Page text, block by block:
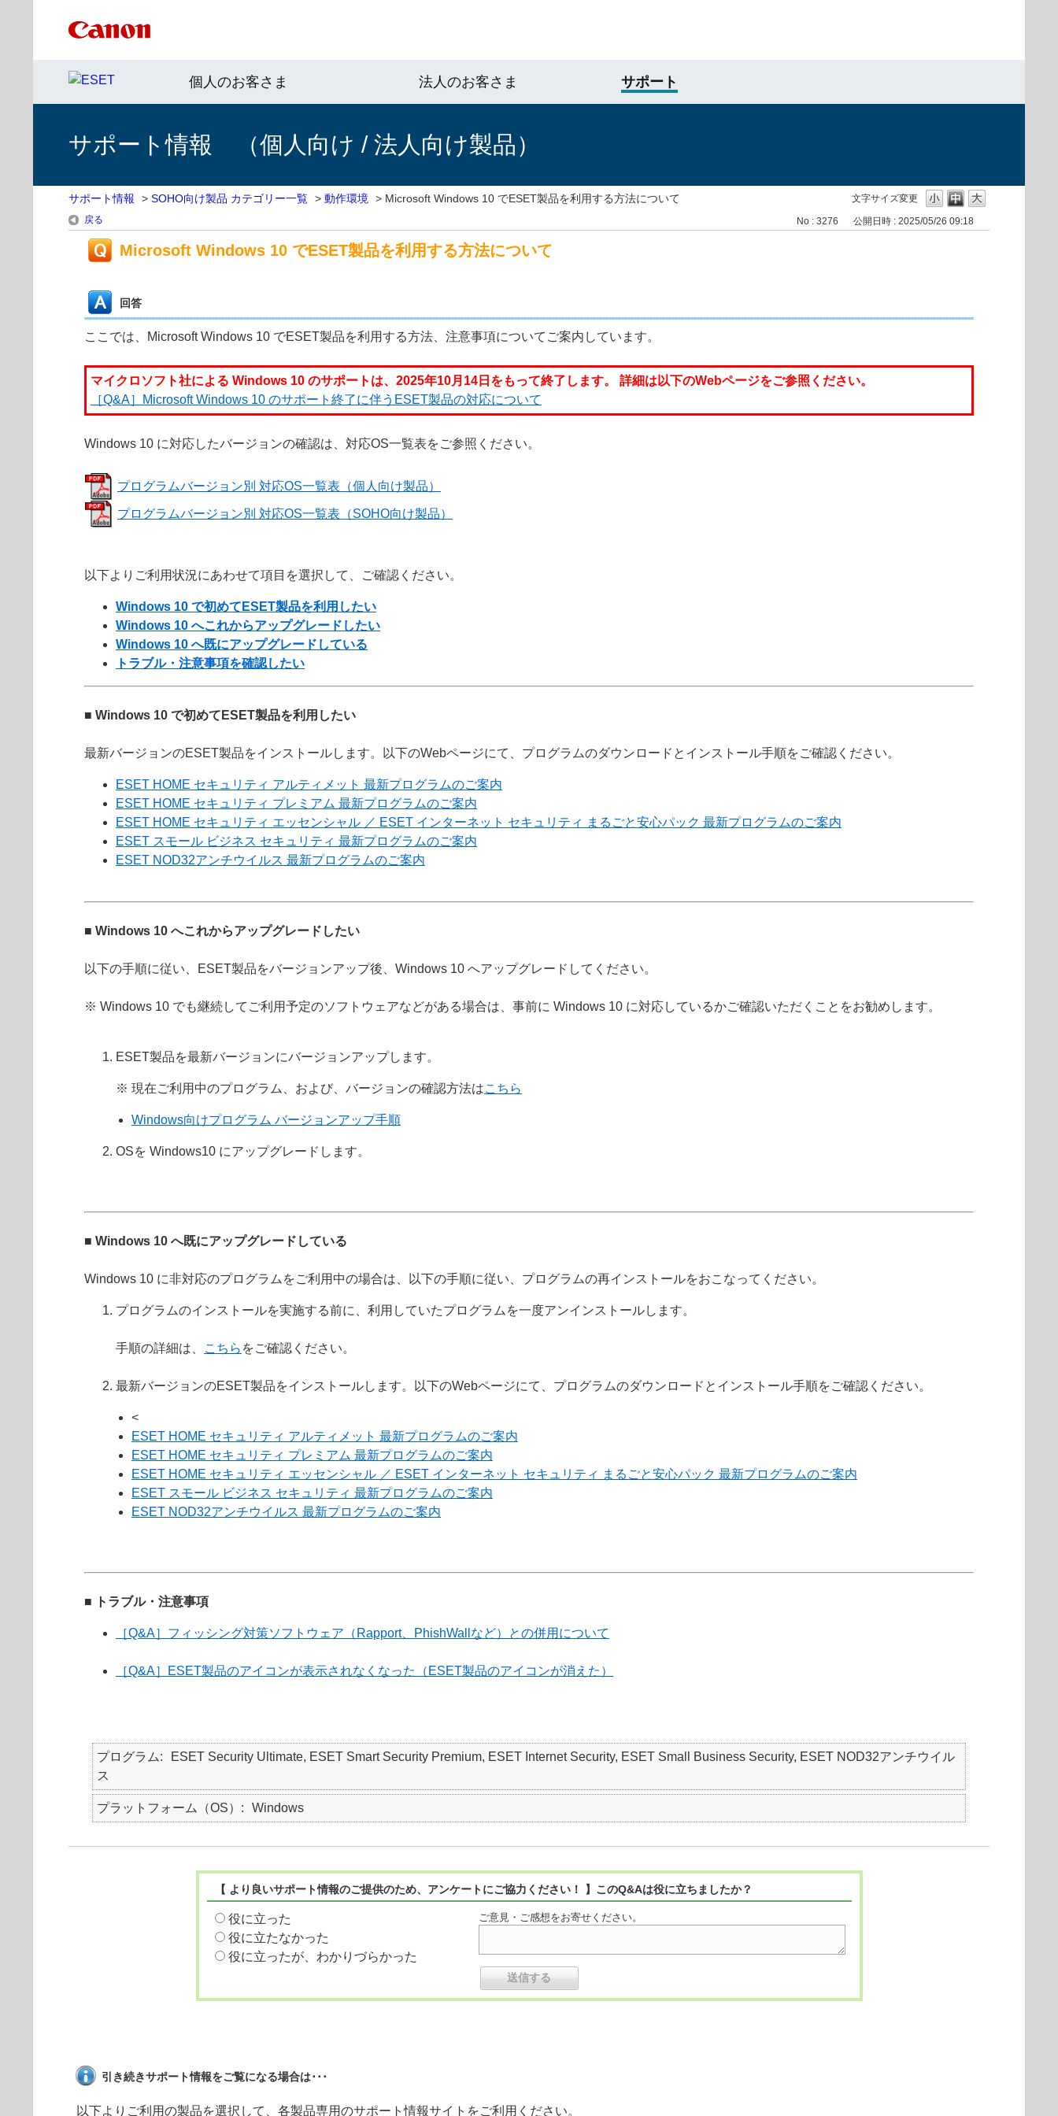
個人のお客さま 法人のお客さま サポート
サポート情報 （個人向け / 法人向け製品）
文字サイズ変更
サポート情報 > SOHO向け製品 カテゴリー一覧 > 動作環境 > Microsoft Windows 10 でESET製品を利用する方法について
戻る No : 3276 公開日時 : 2025/05/26 09:18
Microsoft Windows 10 でESET製品を利用する方法について
回答
ここでは、Microsoft Windows 10 でESET製品を利用する方法、注意事項についてご案内しています。
マイクロソフト社による Windows 10 のサポートは、2025年10月14日をもって終了します。 詳細は以下のWebページをご参照ください。
［Q&A］Microsoft Windows 10 のサポート終了に伴うESET製品の対応について
Windows 10 に対応したバージョンの確認は、対応OS一覧表をご参照ください。
プログラムバージョン別 対応OS一覧表（個人向け製品）
プログラムバージョン別 対応OS一覧表（SOHO向け製品）
以下よりご利用状況にあわせて項目を選択して、ご確認ください。
Windows 10 で初めてESET製品を利用したい
Windows 10 へこれからアップグレードしたい
Windows 10 へ既にアップグレードしている
トラブル・注意事項を確認したい
■ Windows 10 で初めてESET製品を利用したい
最新バージョンのESET製品をインストールします。以下のWebページにて、プログラムのダウンロードとインストール手順をご確認ください。
ESET HOME セキュリティ アルティメット 最新プログラムのご案内
ESET HOME セキュリティ プレミアム 最新プログラムのご案内
ESET HOME セキュリティ エッセンシャル ／ ESET インターネット セキュリティ まるごと安心パック 最新プログラムのご案内
ESET スモール ビジネス セキュリティ 最新プログラムのご案内
ESET NOD32アンチウイルス 最新プログラムのご案内
■ Windows 10 へこれからアップグレードしたい
以下の手順に従い、ESET製品をバージョンアップ後、Windows 10 へアップグレードしてください。
※ Windows 10 でも継続してご利用予定のソフトウェアなどがある場合は、事前に Windows 10 に対応しているかご確認いただくことをお勧めします。
ESET製品を最新バージョンにバージョンアップします。
※ 現在ご利用中のプログラム、および、バージョンの確認方法はこちら
Windows向けプログラム バージョンアップ手順
OSを Windows10 にアップグレードします。
■ Windows 10 へ既にアップグレードしている
Windows 10 に非対応のプログラムをご利用中の場合は、以下の手順に従い、プログラムの再インストールをおこなってください。
プログラムのインストールを実施する前に、利用していたプログラムを一度アンインストールします。
手順の詳細は、 こちら をご確認ください。
最新バージョンのESET製品をインストールします。以下のWebページにて、プログラムのダウンロードとインストール手順をご確認ください。
<
ESET HOME セキュリティ アルティメット 最新プログラムのご案内
ESET HOME セキュリティ プレミアム 最新プログラムのご案内
ESET HOME セキュリティ エッセンシャル ／ ESET インターネット セキュリティ まるごと安心パック 最新プログラムのご案内
ESET スモール ビジネス セキュリティ 最新プログラムのご案内
ESET NOD32アンチウイルス 最新プログラムのご案内
■ トラブル・注意事項
［Q&A］フィッシング対策ソフトウェア（Rapport、PhishWallなど）との併用について
［Q&A］ESET製品のアイコンが表示されなくなった（ESET製品のアイコンが消えた）
プログラム
ESET Security Ultimate, ESET Smart Security Premium, ESET Internet Security, ESET Small Business Security, ESET NOD32アンチウイル
ス
プラットフォーム（OS） Windows
【 より良いサポート情報のご提供のため、アンケートにご協力ください！ 】このQ&Aは役に立ちましたか？
役に立った
役に立たなかった
役に立ったが、わかりづらかった
ご意見・ご感想をお寄せください。
引き続きサポート情報をご覧になる場合は･･･
以下よりご利用の製品を選択して、各製品専用のサポート情報サイトをご利用ください。